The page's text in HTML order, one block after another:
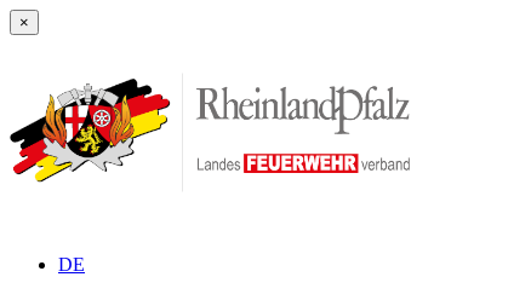
×
DE